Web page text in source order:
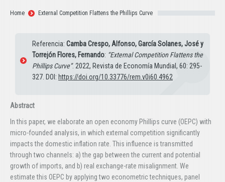
Estás aquí:
Home External Competition Flattens the Phillips Curve
Referencia: Camba Crespo, Alfonso, García Solanes, José y
Torrejón Flores, Fernando: “External Competition Flattens the
Phillips Curve”. 2022, Revista de Economía Mundial, 60: 295-
327. DOI: https://doi.org/10.33776/rem.v0i60.4962
Abstract
In this paper, we elaborate an open economy Phillips curve (OEPC) with
micro-founded analysis, in which external competition significantly
impacts the domestic inflation rate. This influence is transmitted
through two channels: a) the gap between the current and potential
growth of imports, and b) real exchange-rate misalignment. We
estimate this OEPC by applying two econometric techniques, panel